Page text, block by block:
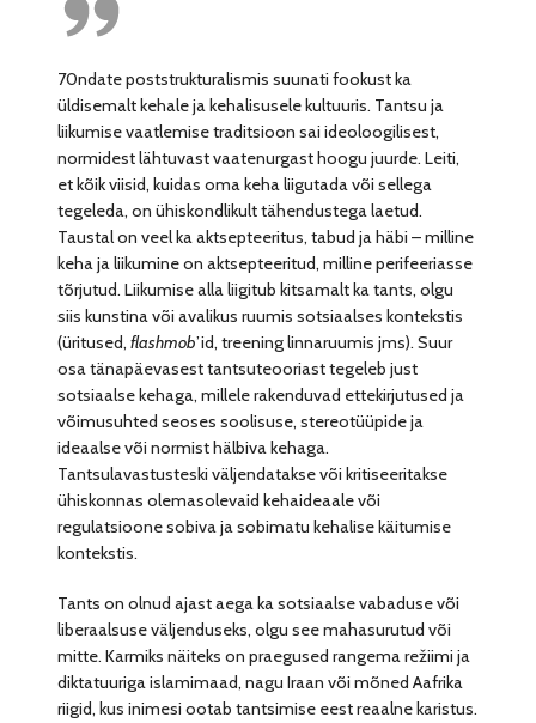
70ndate poststrukturalismis suunati fookust ka
üldisemalt kehale ja kehalisusele kultuuris. Tantsu ja
liikumise vaatlemise traditsioon sai ideoloogilisest,
normidest lähtuvast vaatenurgast hoogu juurde. Leiti,
et kõik viisid, kuidas oma keha liigutada või sellega
tegeleda, on ühiskondlikult tähendustega laetud.
Taustal on veel ka aktsepteeritus, tabud ja häbi – milline
keha ja liikumine on aktsepteeritud, milline perifeeriasse
tõrjutud. Liikumise alla liigitub kitsamalt ka tants, olgu
siis kunstina või avalikus ruumis sotsiaalses kontekstis
(üritused,flashmob’id, treening linnaruumis jms). Suur
osa tänapäevasest tantsuteooriast tegeleb just
sotsiaalse kehaga, millele rakenduvad ettekirjutused ja
võimusuhted seoses soolisuse, stereotüüpide ja
ideaalse või normist hälbiva kehaga.
Tantsulavastusteski väljendatakse või kritiseeritakse
ühiskonnas olemasolevaid kehaideaale või
regulatsioone sobiva ja sobimatu kehalise käitumise
kontekstis.
Tants on olnud ajast aega ka sotsiaalse vabaduse või
liberaalsuse väljenduseks, olgu see mahasurutud või
mitte. Karmiks näiteks on praegused rangema režiimi ja
diktatuuriga islamimaad, nagu Iraan või mõned Aafrika
riigid, kus inimesi ootab tantsimise eest reaalne karistus.